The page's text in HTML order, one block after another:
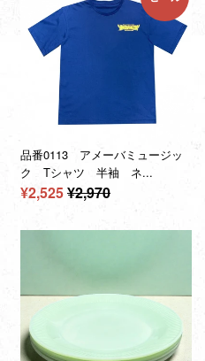
品番0113 アメーバミュージッ
ク Tシャツ 半袖 ネ...
販
価
¥2,525通
価
¥2,970